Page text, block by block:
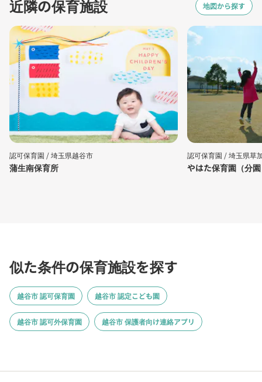
近隣の保育施設 地図から探す
認可保育園 /埼玉県越谷市
蒲生南保育所
認可保育園 /埼玉県草
やはた保育園（分
似た条件の保育施設を探す
越谷市 認可保育園 越谷市 認定こども園
越谷市 認可外保育園 越谷市 保護者向け連絡アプリ